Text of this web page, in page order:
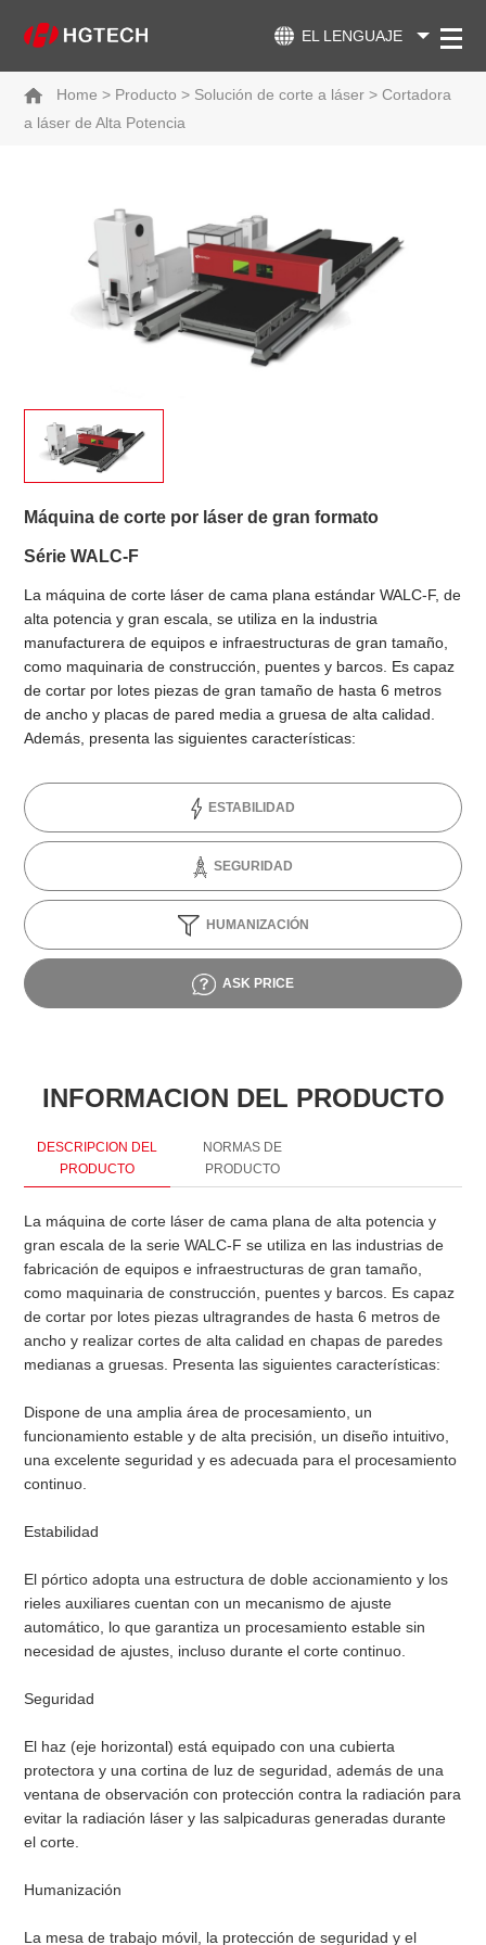
EL LENGUAJE
Home > Producto > Solución de corte a láser >Cortadora
a láser de Alta Potencia
Máquina de corte por láser de gran formato
Série WALC-F
La máquina de corte láser de cama plana estándar WALC-F, de
alta potencia y gran escala, se utiliza en la industria
manufacturera de equipos e infraestructuras de gran tamaño,
como maquinaria de construcción, puentes y barcos. Es capaz
de cortar por lotes piezas de gran tamaño de hasta 6 metros
de ancho y placas de pared media a gruesa de alta calidad.
Además, presenta las siguientes características:
ESTABILIDAD
SEGURIDAD
HUMANIZACIÓN
ASK PRICE
INFORMACION DEL PRODUCTO
DESCRIPCION DEL
PRODUCTO
NORMAS DE
PRODUCTO
La máquina de corte láser de cama plana de alta potencia y
gran escala de la serie WALC-F se utiliza en las industrias de
fabricación de equipos e infraestructuras de gran tamaño,
como maquinaria de construcción, puentes y barcos. Es capaz
de cortar por lotes piezas ultragrandes de hasta 6 metros de
ancho y realizar cortes de alta calidad en chapas de paredes
medianas a gruesas. Presenta las siguientes características:
Dispone de una amplia área de procesamiento, un
funcionamiento estable y de alta precisión, un diseño intuitivo,
una excelente seguridad y es adecuada para el procesamiento
continuo.
Estabilidad
El pórtico adopta una estructura de doble accionamiento y los
rieles auxiliares cuentan con un mecanismo de ajuste
automático, lo que garantiza un procesamiento estable sin
necesidad de ajustes, incluso durante el corte continuo.
Seguridad
El haz (eje horizontal) está equipado con una cubierta
protectora y una cortina de luz de seguridad, además de una
ventana de observación con protección contra la radiación para
evitar la radiación láser y las salpicaduras generadas durante
el corte.
Humanización
La mesa de trabajo móvil, la protección de seguridad y el